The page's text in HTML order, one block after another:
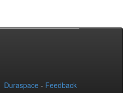
Duraspace - Feedback